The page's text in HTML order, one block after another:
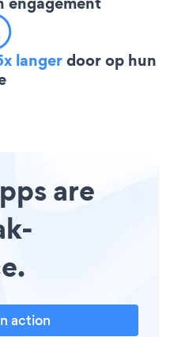
langerdoor op hun
are
action